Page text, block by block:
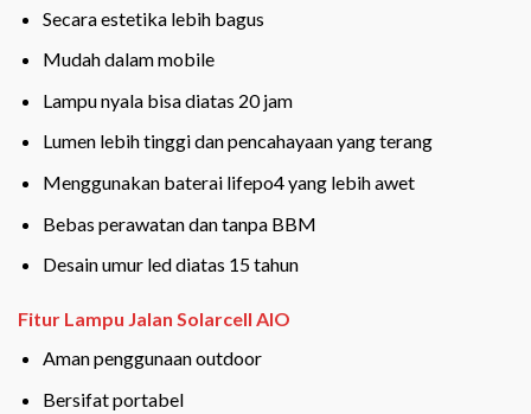
Secara estetika lebih bagus
Mudah dalam mobile
Lampu nyala bisa diatas 20 jam
Lumen lebih tinggi dan pencahayaan yang terang
Menggunakan baterai lifepo4 yang lebih awet
Bebas perawatan dan tanpa BBM
Desain umur led diatas 15 tahun
Fitur Lampu Jalan Solarcell AIO
Aman penggunaan outdoor
Bersifat portabel